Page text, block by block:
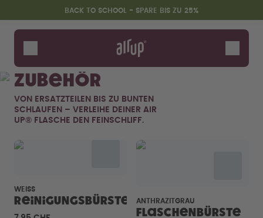
Zum Hauptinhalt springen
Erklärung zur BarrierefreiheitBACK TO SCHOOL - SPARE BIS ZU 25%
Flaschen
Duft-Pods
Zubehör
Starter Sets
Back2School
Gewinnspiel
Zubehör
VON ERSATZTEILEN BIS ZU BUNTEN
SCHLAUFEN – VERLEIHE DEINER AIR
UP® FLASCHE DEN FEINSCHLIFF.
WEISS
Reinigungsbürste ANTHRAZITGRAU
Flaschenbürste